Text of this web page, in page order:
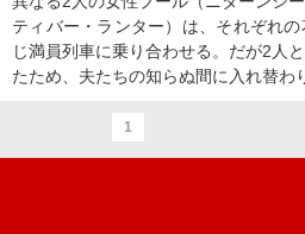
ティバー・ランター）は、それぞれ
じ満員列車に乗り合わせる。だが2人
たため、夫たちの知らぬ間に入れ替わ
1